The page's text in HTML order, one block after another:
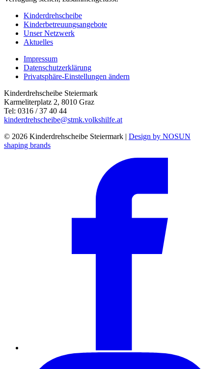
Kinderdrehscheibe
Kinderbetreuungs­angebote
Unser Netzwerk
Aktuelles
Impressum
Datenschutzerklärung
Privatsphäre-Einstellungen ändern
Kinderdrehscheibe Steiermark
Karmeliterplatz 2, 8010 Graz
Tel: 0316 / 37 40 44
kinderdrehscheibe@stmk.volkshilfe.at
© 2026 Kinderdrehscheibe Steiermark | Design by NOSUN
shaping brands